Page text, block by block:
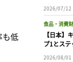
も低
2026/07/12
食品・消費
【日本】
プ1とス
2026/08/01